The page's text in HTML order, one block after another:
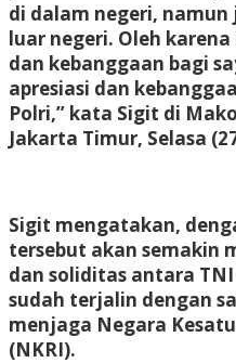
di dalam negeri,
luar negeri. Oleh
dan kebanggaan bagi
apresiasi dan
Polri,” kata Sigit di
Jakarta Timur, Selasa
Sigit mengatakan,
tersebut akan semakin
dan soliditas antara
sudah terjalin dengan
menjaga Negara
(NKRI).